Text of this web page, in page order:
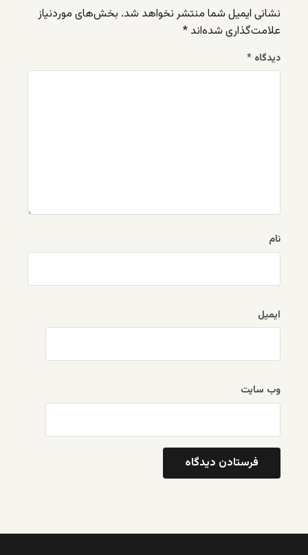
نشانی ایمیل شما منتشر نخواهد شد. بخش‌های موردنیاز
علامت‌گذاری شده‌اند *
دیدگاه *
نام
ایمیل
وب‌ سایت